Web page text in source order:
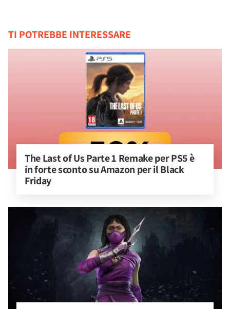
TI POTREBBE INTERESSARE
The Last of Us Parte 1 Remake per PS5 è
in forte sconto su Amazon per il Black
Friday